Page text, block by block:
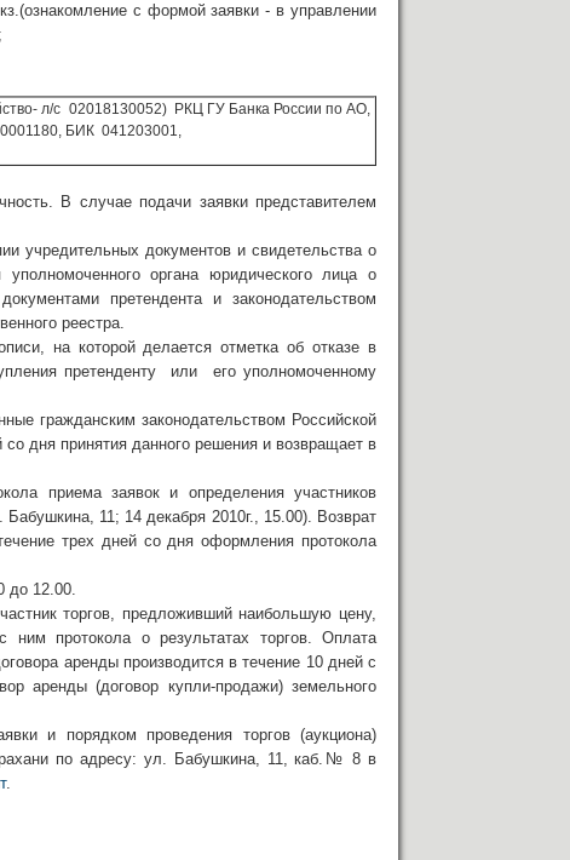
с формой заявки - в управлении
л/с 02018130052) РКЦ ГУ Банка России по АО,
БИК 041203001,
В случае подачи заявки представителем
учредительных документов и свидетельства о
органа юридического лица о
претендента и законодательством
реестра.
на которой делается отметка об отказе в
претенденту или его уполномоченному
гражданским законодательством Российской
дня принятия данного решения и возвращает в
приема заявок и определения участников
11; 14 декабря 2010г., 15.00). Возврат
трех дней со дня оформления протокола
до 12.00.
торгов, предложивший наибольшую цену,
протокола о результатах торгов. Оплата
аренды производится в течение 10 дней с
аренды (договор купли-продажи) земельного
и порядком проведения торгов (аукциона)
по адресу: ул. Бабушкина, 11, каб.№ 8 в
.